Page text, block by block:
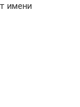
имени